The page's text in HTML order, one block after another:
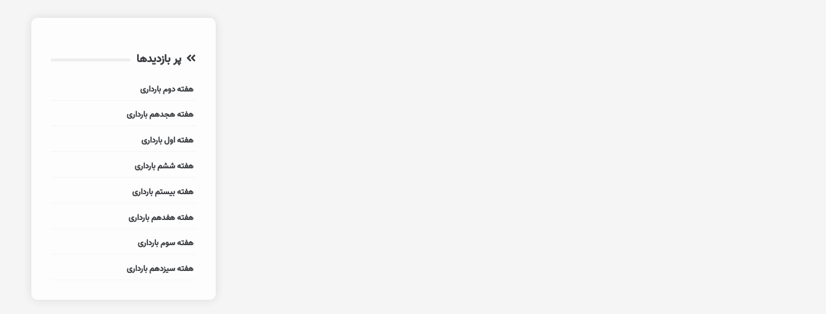
پر بازدیدها
هفته دوم بارداری
هفته هجدهم بارداری
هفته اول بارداری
هفته ششم بارداری
هفته بیستم بارداری
هفته هفدهم بارداری
هفته سوم بارداری
هفته سیزدهم بارداری